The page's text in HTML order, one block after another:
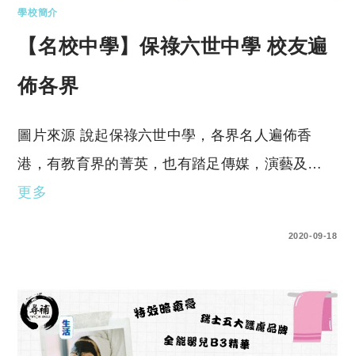
學校簡介
【名校中學】保祿六世中學 校友遍
佈各界
圖片來源 說起保祿六世中學，各界名人遍佈香
港，有教育界的菁英，也有踏足傳媒，演藝及…
更多
2020-09-18